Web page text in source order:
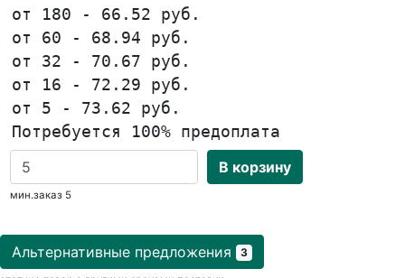
от 180 - 66.52 руб.
от 60 - 68.94 руб.
от 32 - 70.67 руб.
от 16 - 72.29 руб.
от 5 - 73.62 руб.
Потребуется 100% предоплата
В корзину
мин.заказ 5
Альтернативные предложения 3